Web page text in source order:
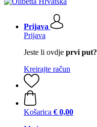
Prijava
Prijava
Jeste li ovdje prvi put?
Kreirajte račun
Košarica € 0,00